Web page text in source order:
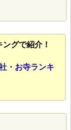
グで紹介！
・お寺ランキ